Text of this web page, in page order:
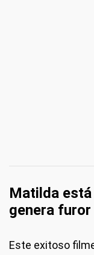
Matilda
genera furor
Este exitoso